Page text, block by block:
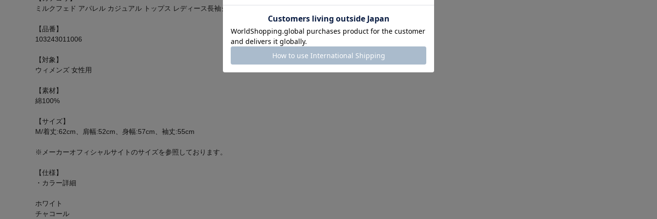
ミルクフェド アパレル カジュアル トップス レディース長袖シャツ 長袖 ロンT ロングスリーブ L/S アパレル
【品番】
103243011006
【対象】
ウィメンズ 女性用
【素材】
綿100%
【サイズ】
M/着丈:62cm、肩幅:52cm、身幅:57cm、袖丈:55cm
※メーカーオフィシャルサイトのサイズを参照しております。
【仕様】
・カラー詳細
ホワイト
チャコール